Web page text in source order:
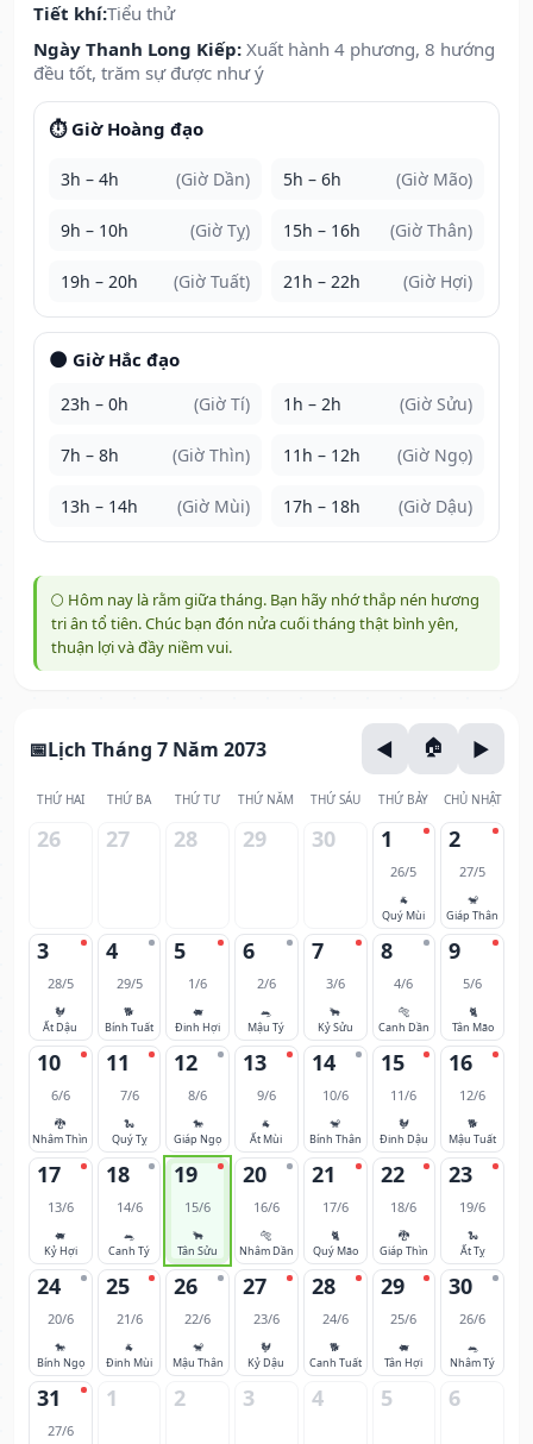
Tiết khí:Tiểu thử
Ngày Thanh Long Kiếp: Xuất hành 4 phương, 8 hướng
đều tốt, trăm sự được như ý
⏱️ Giờ Hoàng đạo
3h – 4h (Giờ Dần) 5h – 6h (Giờ Mão)
9h – 10h (Giờ Tỵ) 15h – 16h (Giờ Thân)
19h – 20h (Giờ Tuất) 21h – 22h (Giờ Hợi)
🌑 Giờ Hắc đạo
23h – 0h (Giờ Tí) 1h – 2h (Giờ Sửu)
7h – 8h (Giờ Thìn) 11h – 12h (Giờ Ngọ)
13h – 14h (Giờ Mùi) 17h – 18h (Giờ Dậu)
🌕 Hôm nay là rằm giữa tháng. Bạn hãy nhớ thắp nén hương
tri ân tổ tiên. Chúc bạn đón nửa cuối tháng thật bình yên,
thuận lợi và đầy niềm vui.
Lịch Tháng 7 Năm 2073
THỨ HAI THỨ BA THỨ TƯ THỨ NĂM THỨ SÁU THỨ BẢY CHỦ NHẬT
26 27 28 29 30 1
26/5
🐐
Quý Mùi
2
27/5
🐒
Giáp Thân
3
28/5
🐓
Ất Dậu
4
29/5
🐕
Bính Tuất
5
1/6
🐖
Đinh Hợi
6
2/6
🐀
Mậu Tý
7
3/6
🐂
Kỷ Sửu
8
4/6
🐅
Canh Dần
9
5/6
🐈
Tân Mão
10
6/6
🐉
Nhâm Thìn
11
7/6
🐍
Quý Tỵ
12
8/6
🐎
Giáp Ngọ
13
9/6
🐐
Ất Mùi
14
10/6
🐒
Bính Thân
15
11/6
🐓
Đinh Dậu
16
12/6
🐕
Mậu Tuất
17
13/6
🐖
Kỷ Hợi
18
14/6
🐀
Canh Tý
19
15/6
🐂
Tân Sửu
20
16/6
🐅
Nhâm Dần
21
17/6
🐈
Quý Mão
22
18/6
🐉
Giáp Thìn
23
19/6
🐍
Ất Tỵ
24
20/6
🐎
Bính Ngọ
25
21/6
🐐
Đinh Mùi
26
22/6
🐒
Mậu Thân
27
23/6
🐓
Kỷ Dậu
28
24/6
🐕
Canh Tuất
29
25/6
🐖
Tân Hợi
30
26/6
🐀
Nhâm Tý
31
27/6
1 2 3 4 5 6